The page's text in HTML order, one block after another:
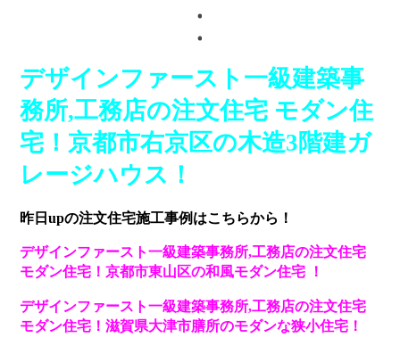
デザインファースト一級建築事
務所,工務店の注文住宅 モダン住
宅！京都市右京区の木造3階建ガ
レージハウス！
昨日upの注文住宅施工事例はこちらから！
デザインファースト一級建築事務所,工務店の注文住宅
モダン住宅！京都市東山区の和風モダン住宅 ！
デザインファースト一級建築事務所,工務店の注文住宅
モダン住宅！滋賀県大津市膳所のモダンな狭小住宅！